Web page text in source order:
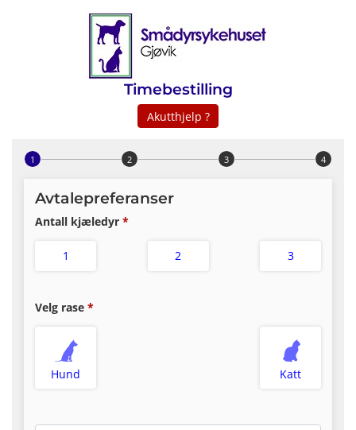
Timebestilling
Akutthjelp ?
Trinn 1 av 4
Avtalepreferanser
Antall kjæledyr
1 2 3
Velg rase
Hund Katt